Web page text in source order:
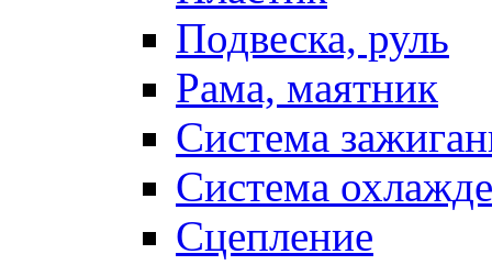
Подвеска, руль
Рама, маятник
Система
Система
Сцепление